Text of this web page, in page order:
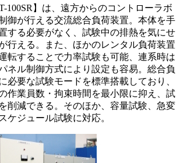
100SR】は、遠方からのコントローラボ
御が行える交流総合負荷装置。本体を手
する必要がなく、試験中の排熱を気にせ
行える。また、ほかのレンタル負荷装置
転することで力率試験も可能、連系時は
ネル制御方式により設定も容易。総合負
必要な試験モードを標準搭載しており、
作業員数・拘束時間を最小限に抑え、試
削減できる。そのほか、容量試験、急変
ケジュール試験に対応。